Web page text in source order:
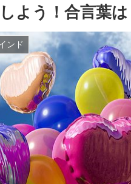
よう！合言葉
ンド